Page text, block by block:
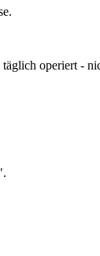
operiert -